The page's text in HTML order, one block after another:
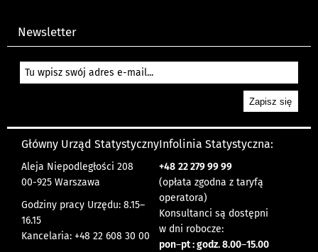
Newsletter
Główny Urząd Statystyczny
Aleja Niepodległości 208
00-925 Warszawa
Godziny pracy Urzędu: 8.15–
16.15
Kancelaria: +48 22 608 30 00
Infolinia Statystyczna:
+48 22 279 99 99
(opłata zgodna z taryfą
operatora)
Konsultanci są dostępni
w dni robocze:
pon–pt : godz. 8.00–15.00